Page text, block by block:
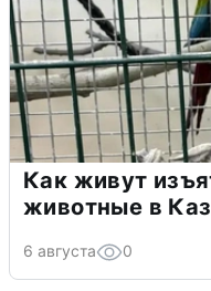
Как живут
животные в
6 августа 0